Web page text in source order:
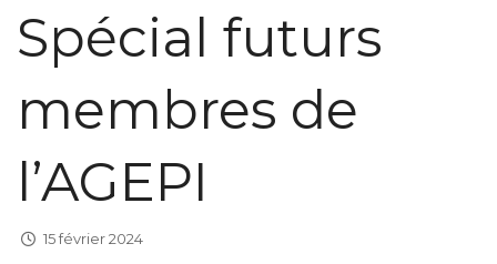
Spécial futurs
membres de
l’AGEPI
15 février 2024